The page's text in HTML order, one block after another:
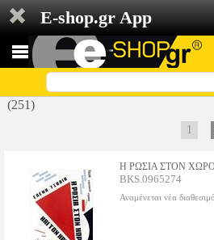
E-shop.gr App
(251)
1
Η ΡΩΣΙΑ ΣΤΟΝ
BKS.0965274
Αναμένεται νέα